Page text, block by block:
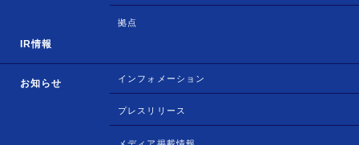
拠点
IR情報
お知らせ インフォメーション
プレスリリース
メディア掲載情報